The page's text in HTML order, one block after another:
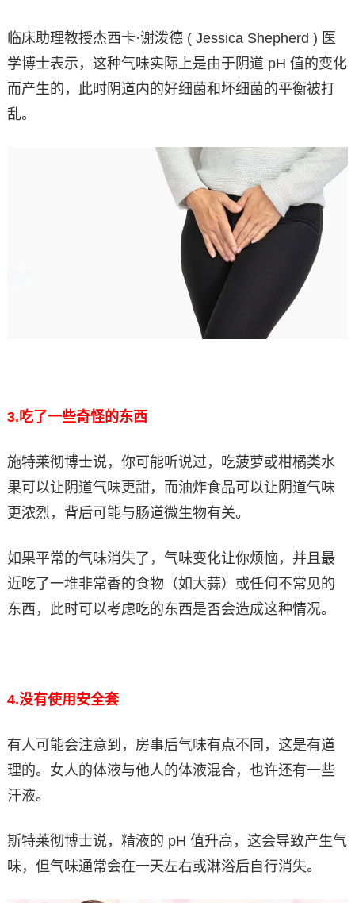
临床助理教授杰西卡·谢泼德 ( Jessica Shepherd ) 医
学博士表示，这种气味实际上是由于阴道 pH 值的变化
而产生的，此时阴道内的好细菌和坏细菌的平衡被打
乱。
3.吃了一些奇怪的东西
施特莱彻博士说，你可能听说过，吃菠萝或柑橘类水
果可以让阴道气味更甜，而油炸食品可以让阴道气味
更浓烈，背后可能与肠道微生物有关。
如果平常的气味消失了，气味变化让你烦恼，并且最
近吃了一堆非常香的食物（如大蒜）或任何不常见的
东西，此时可以考虑吃的东西是否会造成这种情况。
4.没有使用安全套
有人可能会注意到，房事后气味有点不同，这是有道
理的。女人的体液与他人的体液混合，也许还有一些
汗液。
斯特莱彻博士说，精液的 pH 值升高，这会导致产生气
味，但气味通常会在一天左右或淋浴后自行消失。